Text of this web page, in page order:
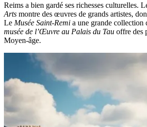
Reims a bien gardé ses richesses culturelles.
Arts montre des œuvres de grands artistes,
Le Musée Saint-Remi a une grande collection
musée de l’Œuvre au Palais du Tau offre des
Moyen-âge.